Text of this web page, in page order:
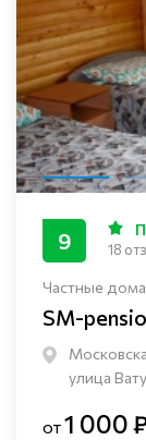
Частные
SM-
улица
9 18
от1 000